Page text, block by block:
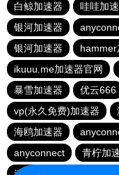
白鲸加速器
哇哇加
银河加速器
银河加速器
hammer
ikuuu.me加速器官网
暴雪加速器
优云666
vp(永久免费)加速器
海鸥加速器
anyconnect
青柠加